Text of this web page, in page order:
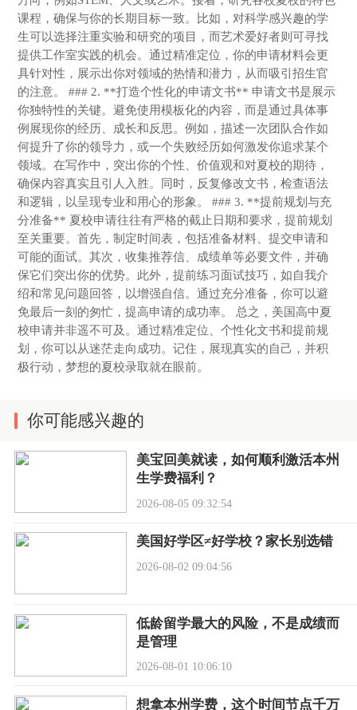
课程，确保与你的长期目标一致。比如，对科学感兴趣的学
生可以选择注重实验和研究的项目，而艺术爱好者则可寻找
提供工作室实践的机会。通过精准定位，你的申请材料会更
具针对性，展示出你对领域的热情和潜力，从而吸引招生官
的注意。 ### 2. **打造个性化的申请文书** 申请文书是展示
你独特性的关键。避免使用模板化的内容，而是通过具体事
例展现你的经历、成长和反思。例如，描述一次团队合作如
何提升了你的领导力，或一个失败经历如何激发你追求某个
领域。在写作中，突出你的个性、价值观和对夏校的期待，
确保内容真实且引人入胜。同时，反复修改文书，检查语法
和逻辑，以呈现专业和用心的形象。 ### 3. **提前规划与充
分准备** 夏校申请往往有严格的截止日期和要求，提前规划
至关重要。首先，制定时间表，包括准备材料、提交申请和
可能的面试。其次，收集推荐信、成绩单等必要文件，并确
保它们突出你的优势。此外，提前练习面试技巧，如自我介
绍和常见问题回答，以增强自信。通过充分准备，你可以避
免最后一刻的匆忙，提高申请的成功率。 总之，美国高中夏
校申请并非遥不可及。通过精准定位、个性化文书和提前规
划，你可以从迷茫走向成功。记住，展现真实的自己，并积
极行动，梦想的夏校录取就在眼前。
你可能感兴趣的
美宝回美就读，如何顺利激活本州
生学费福利？
2026-08-05 09:32:54
美国好学区≠好学校？家长别选错
2026-08-02 09:04:56
低龄留学最大的风险，不是成绩而
是管理
2026-08-01 10:06:10
想拿本州学费，这个时间节点千万